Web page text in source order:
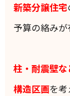
新築分譲住宅
予算の絡み
柱・耐震壁
構造区画を